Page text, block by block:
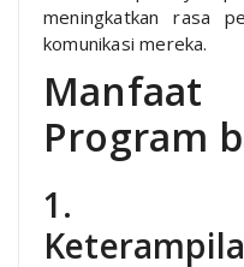
meningkatkan rasa
komunikasi mereka.
Program
1.